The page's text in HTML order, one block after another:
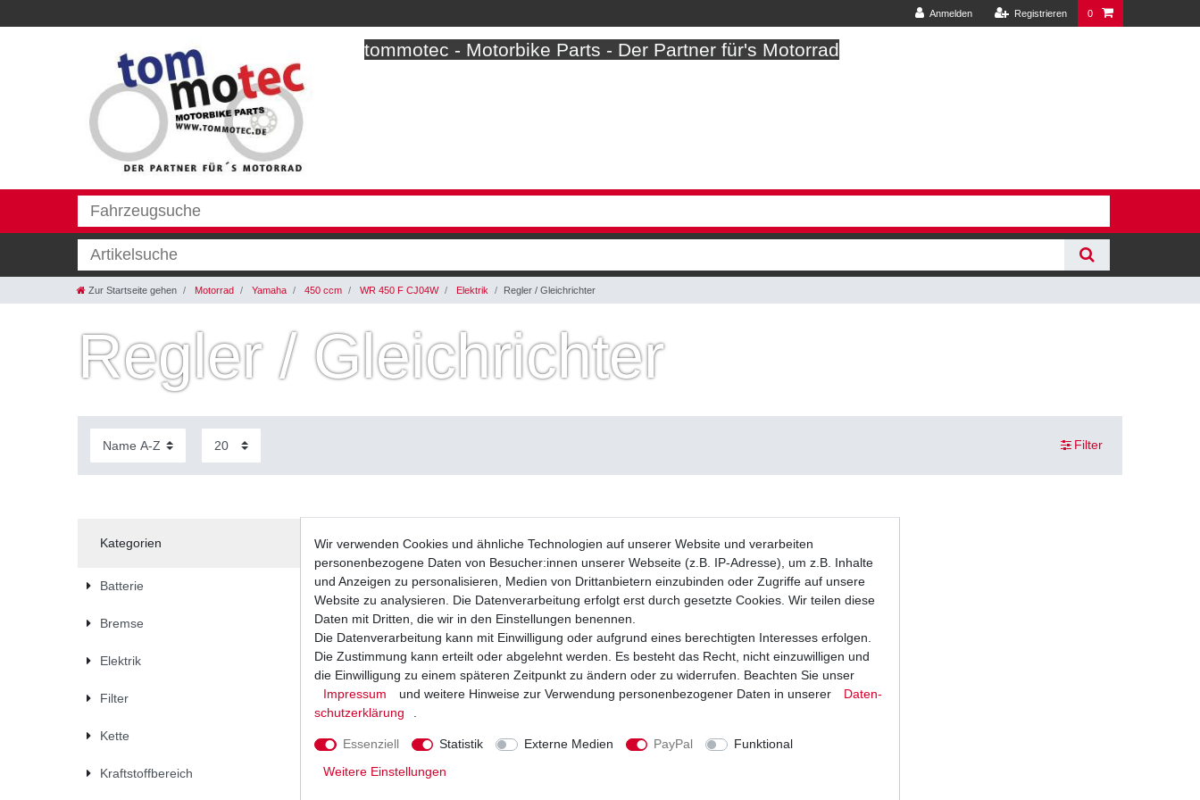
Anmelden Registrieren 0
tommotec - Motorbike Parts - Der Partner für's Motorrad
Zur Startseite gehen Motorrad Yamaha 450 ccm WR 450 F CJ04W Elektrik Regler / Gleichrichter
Regler / Gleichrichter
Filter
Kategorien
Batterie
Bremse
Elektrik
Filter
Kette
Kraftstoffbereich
Regler Lichtmaschine Yamaha WR 450, YZF 450 /
Wir verwenden Cookies und ähnliche Technologien auf unserer Website und verarbeiten
personenbezogene Daten von Besucher:innen unserer Webseite (z.B. IP-Adresse), um z.B. Inhalte
und Anzeigen zu personalisieren, Medien von Drittanbietern einzubinden oder Zugriffe auf unsere
Website zu analysieren. Die Datenverarbeitung erfolgt erst durch gesetzte Cookies. Wir teilen diese
Daten mit Dritten, die wir in den Einstellungen benennen.
Die Datenverarbeitung kann mit Einwilligung oder aufgrund eines berechtigten Interesses erfolgen.
Die Zustimmung kann erteilt oder abgelehnt werden. Es besteht das Recht, nicht einzuwilligen und
die Einwilligung zu einem späteren Zeitpunkt zu ändern oder zu widerrufen. Beachten Sie unser
Impressum
und weitere Hinweise zur Verwendung personenbezogener Daten in unserer
Daten­
schutz­erklärung
Essenziell Statistik Externe Medien PayPal
Funktional
Weitere Einstellungen